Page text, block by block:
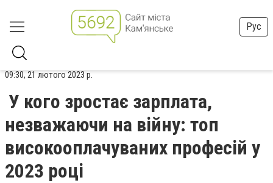
Рус
09:30, 21 лютого 2023 р.
У кого зростає зарплата,
незважаючи на війну: топ
високооплачуваних професій у
2023 році